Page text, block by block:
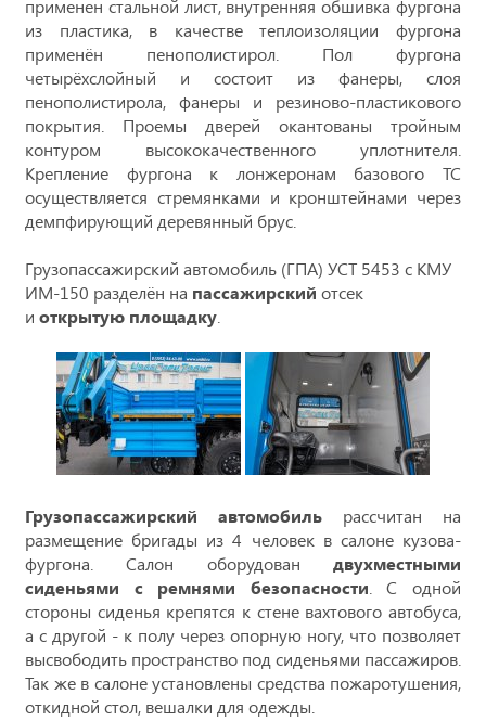
применен стальной лист, внутренняя обшивка фургона
из пластика, в качестве теплоизоляции фургона
применён пенополистирол. Пол фургона
четырёхслойный и состоит из фанеры, слоя
пенополистирола, фанеры и резиново-пластикового
покрытия. Проемы дверей окантованы тройным
контуром высококачественного уплотнителя.
Крепление фургона к лонжеронам базового ТС
осуществляется стремянками и кронштейнами через
демпфирующий деревянный брус.
Грузопассажирский автомобиль (ГПА) УСТ 5453 с КМУ
ИМ-150 разделён на пассажирский отсек
и открытую площадку.
Грузопассажирский автомобиль рассчитан на
размещение бригады из 4 человек в салоне кузова-
фургона. Салон оборудован двухместными
сиденьями с ремнями безопасности. С одной
стороны сиденья крепятся к стене вахтового автобуса,
а с другой - к полу через опорную ногу, что позволяет
высвободить пространство под сиденьями пассажиров.
Так же в салоне установлены средства пожаротушения,
откидной стол, вешалки для одежды.